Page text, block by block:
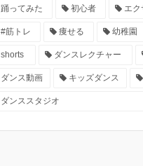
踊ってみた 初心者 エ
#筋トレ 痩せる 幼稚園
shorts ダンスレクチャー
ダンス動画 キッズダンス
ダンススタジオ